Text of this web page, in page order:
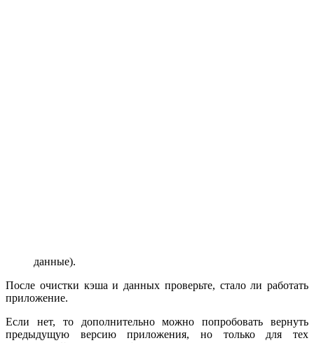
данные).
После очистки кэша и данных проверьте, стало ли работать
приложение.
Если нет, то дополнительно можно попробовать вернуть
предыдущую версию приложения, но только для тех